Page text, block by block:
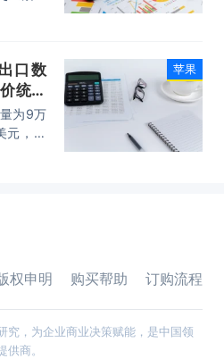
万
口数
统计
为9万
元，出
苹果
权申明 购买帮助 订购流程
究，为企业商业决策赋能，是中国领
商。